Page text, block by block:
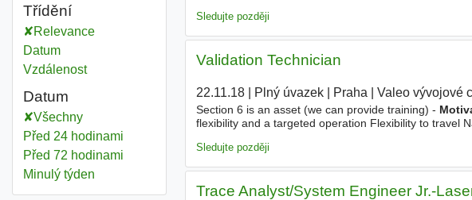
Třídění
Relevance
Datum
Vzdálenost
Datum
Všechny
Před 24 hodinami
Před 72 hodinami
Minulý týden
Sledujte později
Validation Technician
22.11.18| Plný úvazek| Praha| Valeo vývojové
Section 6 is an asset (we can provide training) -
flexibility and a targeted operation Flexibility to travel
Sledujte později
Trace Analyst/System Engineer Jr.-